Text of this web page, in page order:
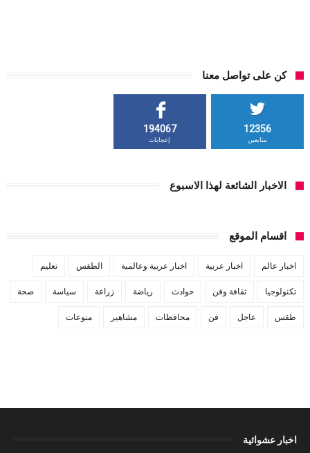
كن على تواصل معنا
12356
متابعين
194067
إعجابات
الاخبار الشائعة لهذا الاسبوع
اقسام الموقع
اخبار عالم اخبار عربية اخبار عربية وعالمية الطقس تعليم
تكنولوجيا ثقافة وفن حوادث رياضة زراعة سياسة صحة
طقس عاجل فن محافظات مشاهير منوعات
اخبار عشوائية